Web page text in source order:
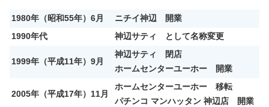
1980年（昭和55年）6月
ニチイ神辺 開業
1990年代
神辺サティ として名称変更
1999年（平成11年）9月
神辺サティ 閉店
ホームセンターユーホー 開業
2005年（平成17年）11月
ホームセンターユーホー 移転
パチンコ マンハッタン 神辺店 開業